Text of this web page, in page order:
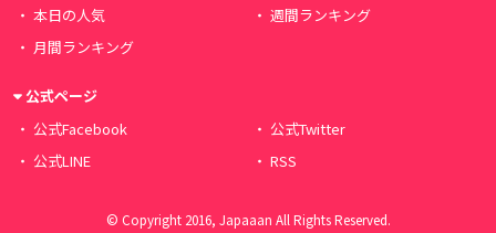
本日の人気
週間ランキング
月間ランキング
公式ページ
公式Facebook
公式Twitter
公式LINE
RSS
© Copyright 2016, Japaaan All Rights Reserved.